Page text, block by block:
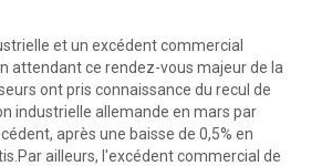
et un excédent commercial
attendant ce rendez-vous majeur de la
ont pris connaissance du recul de
industrielle allemande en mars par
après une baisse de 0,5% en
ailleurs, l'excédent commercial de